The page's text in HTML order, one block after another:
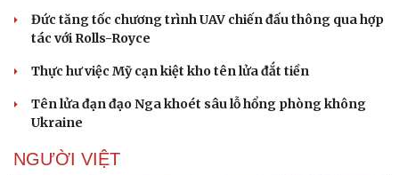
Đức tăng tốc chương trình UAV chiến đấu thông qua hợp
tác với Rolls-Royce
Thực hư việc Mỹ cạn kiệt kho tên lửa đắt tiền
Tên lửa đạn đạo Nga khoét sâu lỗ hổng phòng không
Ukraine
NGƯỜI VIỆT